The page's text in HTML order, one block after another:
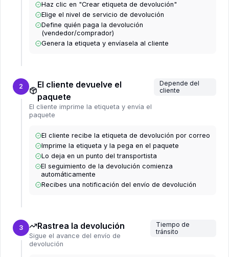
Haz clic en "Crear etiqueta de devolución"
Elige el nivel de servicio de devolución
Define quién paga la devolución
(vendedor/comprador)
Genera la etiqueta y envíasela al cliente
2
El cliente devuelve el
paquete
El cliente imprime la etiqueta y envía el
paquete
Depende del
cliente
El cliente recibe la etiqueta de devolución por correo
Imprime la etiqueta y la pega en el paquete
Lo deja en un punto del transportista
El seguimiento de la devolución comienza
automáticamente
Recibes una notificación del envío de devolución
3 Rastrea la devolución
Sigue el avance del envío de
devolución
Tiempo de
tránsito